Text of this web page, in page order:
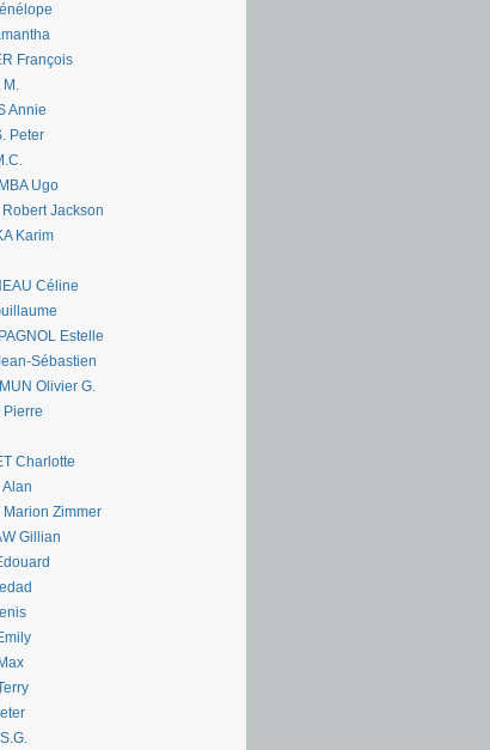
François
M.
Annie
Peter
Ugo
Robert Jackson
Karim
Céline
Estelle
Sébastien
Olivier G.
Pierre
Charlotte
Alan
Marion Zimmer
Gillian